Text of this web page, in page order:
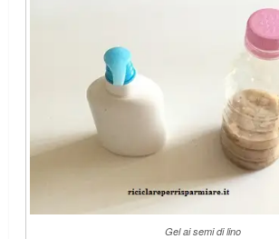
Gel ai semi di lino